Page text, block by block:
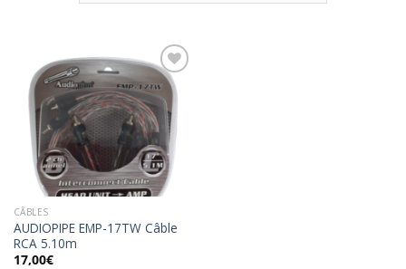
Ajouter
à la
wishlist
CÂBLES
AUDIOPIPE EMP-17TW Câble
RCA 5.10m
17,00€